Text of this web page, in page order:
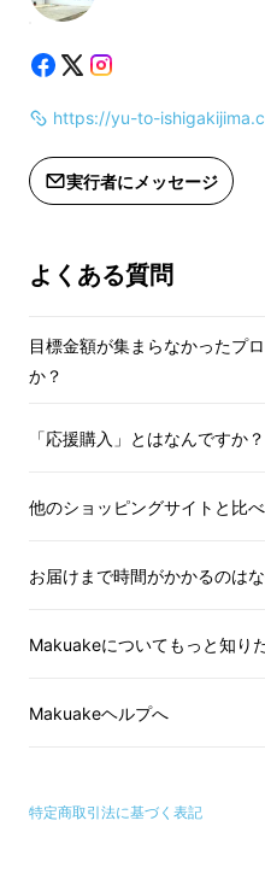
ワンちゃんと一緒に宿
はサービス開始から半年間）
・予約方法は後日活動レポー
Makuakeのメッセージにて
・チケットの配送はありま
約時に注文IDのお伝えをお
・すでに予約が埋まってい
約はできません
https://yu-to-
実行者にメッセージ
よくある質問
目標金額が集まらなかったプ
か？
「応援購入」とはなんですか？
他のショッピングサイトと比
お届けまで時間がかかるのは
Makuakeについてもっと知り
Makuakeヘルプへ
特定商取引法に基づく表記